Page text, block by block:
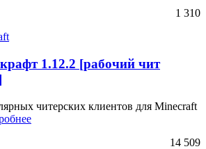
1 310
1.12.2 [рабочий чит
читерских клиентов для Minecraft
14 509